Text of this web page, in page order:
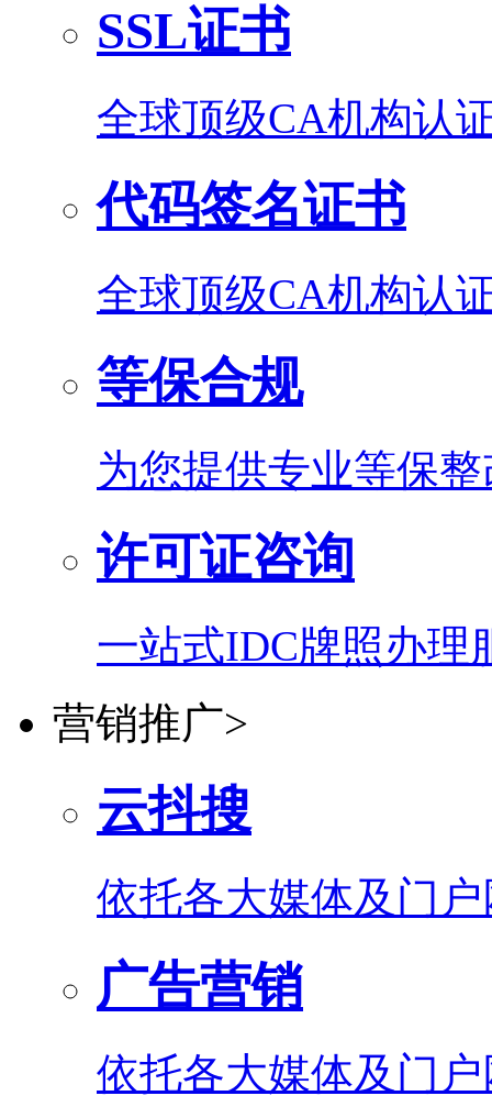
SSL证书
全球顶级CA机构认
代码签名证书
全球顶级CA机构认
等保合规
为您提供专业等保
许可证咨询
一站式IDC牌照办理
营销推广>
云抖搜
依托各大媒体及门
广告营销
依托各大媒体及门